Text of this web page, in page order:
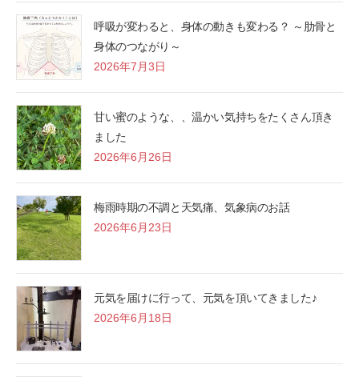
呼吸が変わると、身体の動きも変わる？ ～肋骨と
身体のつながり～
2026年7月3日
甘い蜜のような、、温かい気持ちをたくさん頂き
ました
2026年6月26日
梅雨時期の不調と天気痛、気象病のお話
2026年6月23日
元気を届けに行って、元気を頂いてきました♪
2026年6月18日